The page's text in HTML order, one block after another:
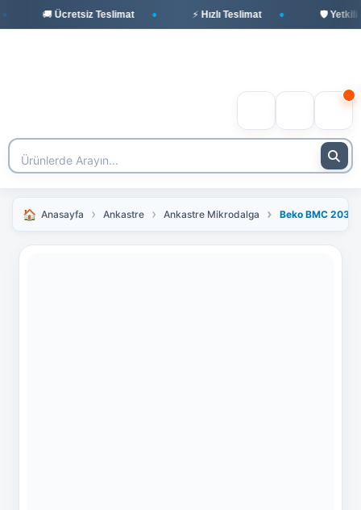
🚚 Ücretsiz Teslimat ⚡ Hızlı Teslimat 🛡️ Yetkili
Anasayfa Ankastre Ankastre Mikrodalga Beko BMC 2030